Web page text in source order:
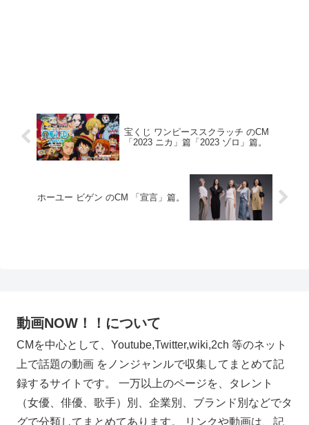
宝くじ ワンピーススクラッチ のCM
「2023 ニカ」篇「2023 ゾロ」篇。
ホーユー ビゲン のCM 「宣言」篇。
動画NOW！！について
CMを中心として、Youtube,Twitter,wiki,2ch 等のネット
上で話題の動画 をノンジャンルで収集してまとめて記
録するサイトです。 一万以上のページを、タレント
（女優、俳優、歌手）別、企業別、ブランド別などでタ
グで分類してまとめてあります。 リンクや動画は、記